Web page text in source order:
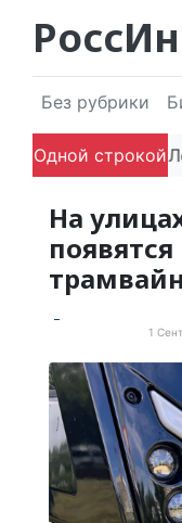
Без рубрики
Одной строкой
Лейбл
На
1